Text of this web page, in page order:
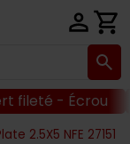
fileté - Écrou
2.5X5 NFE 27151